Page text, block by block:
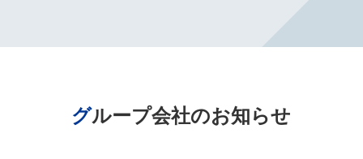
グループ会社のお知らせ